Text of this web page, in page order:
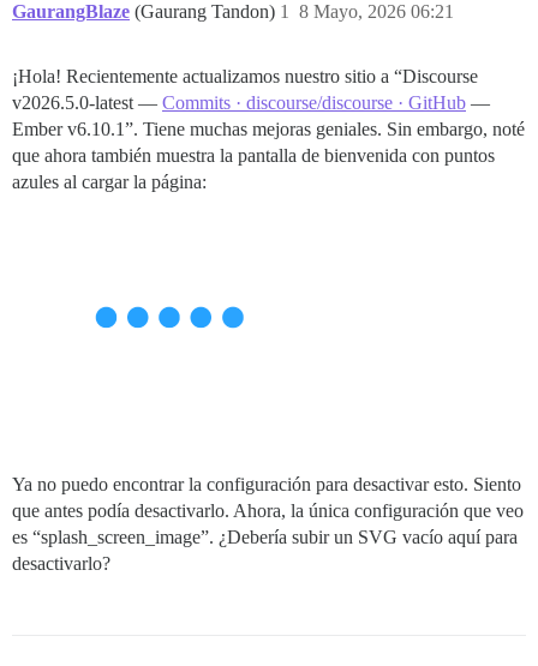
GaurangBlaze (Gaurang Tandon) 8 Mayo, 2026 06:21
1
¡Hola! Recientemente actualizamos nuestro sitio a “Discourse
v2026.5.0-latest — Commits · discourse/discourse · GitHub —
Ember v6.10.1”. Tiene muchas mejoras geniales. Sin embargo, noté
que ahora también muestra la pantalla de bienvenida con puntos
azules al cargar la página:
Ya no puedo encontrar la configuración para desactivar esto. Siento
que antes podía desactivarlo. Ahora, la única configuración que veo
es “splash_screen_image”. ¿Debería subir un SVG vacío aquí para
desactivarlo?